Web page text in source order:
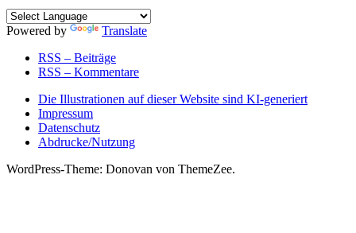
Powered by
Translate
RSS – Beiträge
RSS – Kommentare
Die Illustrationen auf dieser Website sind KI-generiert
Impressum
Datenschutz
Abdrucke/Nutzung
WordPress-Theme: Donovan von ThemeZee.